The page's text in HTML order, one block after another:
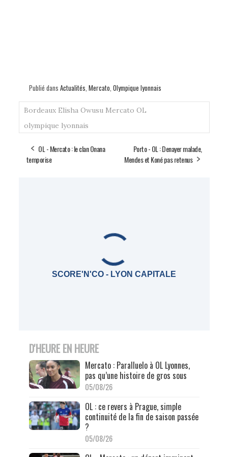
Publié dans Actualités Mercato Olympique lyonnais
Bordeaux Elisha Owusu Mercato OL
olympique lyonnais
OL - Mercato : le clan Onana
temporise
Porto - OL : Denayer malade,
Mendes et Koné pas retenus
SCORE'N'CO - LYON CAPITALE
D'HEURE EN HEURE
Mercato : Paralluelo à OL Lyonnes,
pas qu’une histoire de gros sous
05/08/26
OL : ce revers à Prague, simple
continuité de la fin de saison passée
?
05/08/26